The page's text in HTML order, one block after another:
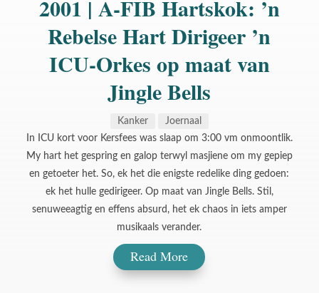
2001 | A-FIB Hartskok: ’n
Rebelse Hart Dirigeer ’n
ICU-Orkes op maat van
Jingle Bells
Kanker
Joernaal
In ICU kort voor Kersfees was slaap om 3:00 vm onmoontlik.
My hart het gespring en galop terwyl masjiene om my gepiep
en getoeter het. So, ek het die enigste redelike ding gedoen:
ek het hulle gedirigeer. Op maat van Jingle Bells. Stil,
senuweeagtig en effens absurd, het ek chaos in iets amper
musikaals verander.
Read More